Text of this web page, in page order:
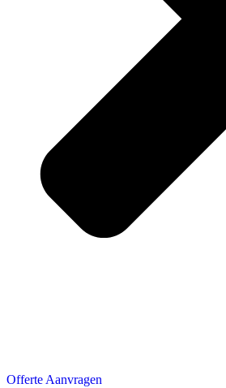
Offerte Aanvragen